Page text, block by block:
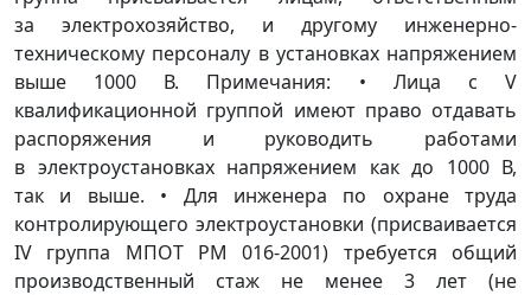
за электрохозяйство, и другому инженерно-
техническому персоналу в установках напряжением
выше 1000 В. Примечания: • Лица с V
квалификационной группой имеют право отдавать
распоряжения и руководить работами
в электроустановках напряжением как до 1000 В,
так и выше. • Для инженера по охране труда
контролирующего электроустановки (присваивается
IV группа МПОТ РМ 016-2001) требуется общий
производственный стаж не менее 3 лет (не